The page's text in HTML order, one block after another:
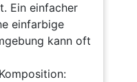
Ein einfacher
einfarbige
kann oft